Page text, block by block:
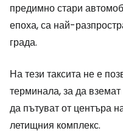
предимно стари
епоха, са най-
града.
На тези таксита не е
терминала, за да
да пътуват от центъра
летищния комплекс.